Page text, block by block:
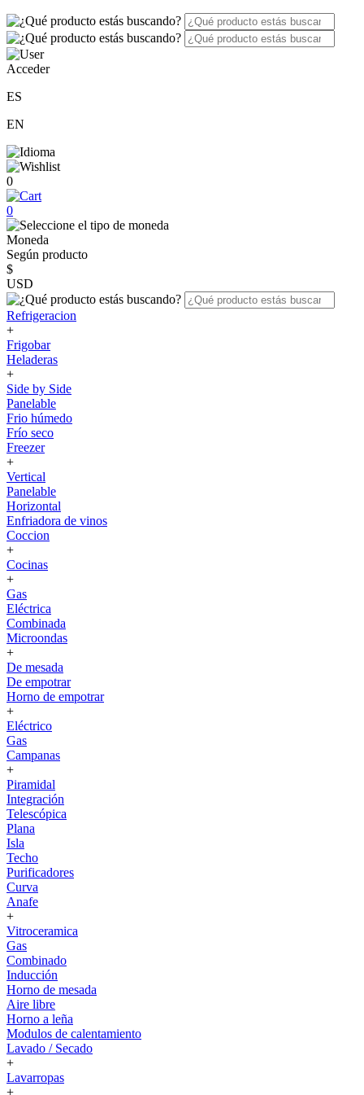
Acceder
ES
EN
0
0
Moneda
Según producto
$
USD
Refrigeracion
+
Frigobar
Heladeras
+
Side by Side
Panelable
Frio húmedo
Frío seco
Freezer
+
Vertical
Panelable
Horizontal
Enfriadora de vinos
Coccion
+
Cocinas
+
Gas
Eléctrica
Combinada
Microondas
+
De mesada
De empotrar
Horno de empotrar
+
Eléctrico
Gas
Campanas
+
Piramidal
Integración
Telescópica
Plana
Isla
Techo
Purificadores
Curva
Anafe
+
Vitroceramica
Gas
Combinado
Inducción
Horno de mesada
Aire libre
Horno a leña
Modulos de calentamiento
Lavado / Secado
+
Lavarropas
+